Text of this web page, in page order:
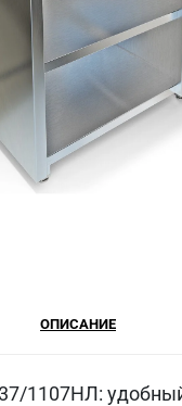
ОПИСАНИЕ
1107НЛ: